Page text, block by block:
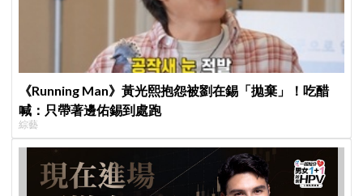
《Running Man》黃光熙抱怨被劉在錫「拋棄」！吃醋
喊：只帶著邊佑錫到處跑
綜藝